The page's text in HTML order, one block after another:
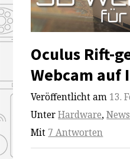
Oculus Rift-
Webcam auf
Veröffentlicht am 13.
UnterHardware,News
Mit 7 Antworten